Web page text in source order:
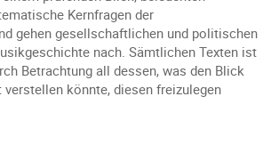
Kernfragen der
gehen gesellschaftlichen und politischen
nach. Sämtlichen Texten ist
Betrachtung all dessen, was den Blick
könnte, diesen freizulegen